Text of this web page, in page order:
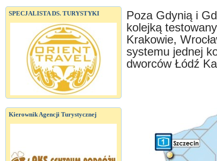
SPECJALISTA DS. TURYSTYKI
Kierownik Agencji Turystycznej
Poza Gdynią i
kolejką
Krakowie,
systemu jednej
dworców Łódź